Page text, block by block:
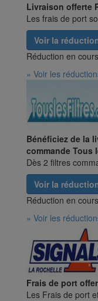
Livraison offerte
Les frais de port
Voir la
Réduction en cours
» Voir les
Bénéficiez de la
commande Tous
Dès 2 filtres
Voir la
Réduction en cours
» Voir les
Frais de port
Les Frais de port